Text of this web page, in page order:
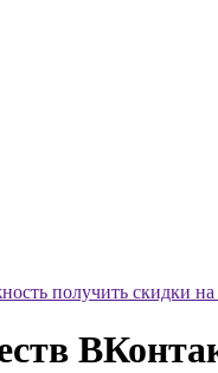
получить скидки